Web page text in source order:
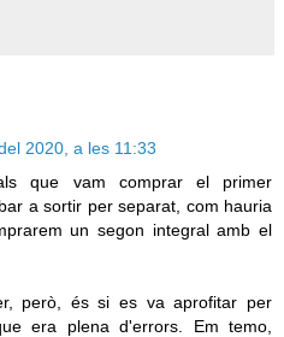
2020, a les 11:33
que vam comprar el primer
a sortir per separat, com hauria
un segon integral amb el
però, és si es va aprofitar per
era plena d'errors. Em temo,